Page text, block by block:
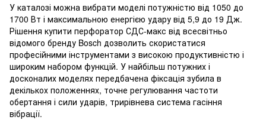
У каталозі можна вибрати моделі потужністю від 1050 до
1700 Вт і максимальною енергією удару від 5,9 до 19 Дж.
Рішення купити перфоратор СДС-макс від всесвітньо
відомого бренду Bosch дозволить скористатися
професійними інструментами з високою продуктивністю і
широким набором функцій. У найбільш потужних і
досконалих моделях передбачена фіксація зубила в
декількох положеннях, точне регулювання частоти
обертання і сили ударів, трирівнева система гасіння
вібрації.